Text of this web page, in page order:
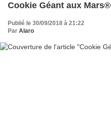
Cookie Géant aux Mars®
Publié le 30/09/2018 à 21:22
Par Alaro